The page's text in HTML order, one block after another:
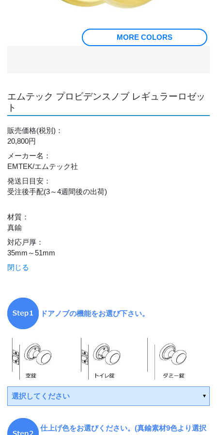
MORE COLORS
エムテック プロビデンスノブ レギュラーロゼッ
ト
販売価格(税別) ：
20,800円
メーカー名 ：
EMTEK/エムテック社
発送日目安 ：
受注後手配(3～4週間後の出荷)
材質 ：
真鍮
対応戸厚 ：
35mm～51mm
閉じる
ドアノブの機能をお選び下さい。
選択してください
仕上げ色をお選びください。(真鍮素材9色より選択